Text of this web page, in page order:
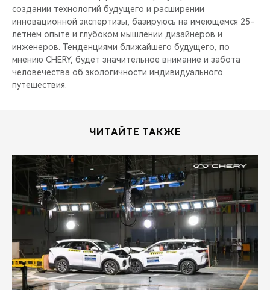
создании технологий будущего и расширении
инновационной экспертизы, базируюсь на имеющемся 25-
летнем опыте и глубоком мышлении дизайнеров и
инженеров. Тенденциями ближайшего будущего, по
мнению CHERY, будет значительное внимание и забота
человечества об экологичности индивидуального
путешествия.
ЧИТАЙТЕ ТАКЖЕ